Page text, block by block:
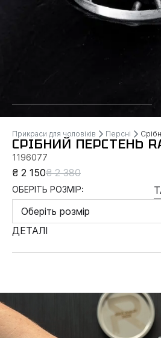
Прикраси для чоловіків Персні
СРІБНИЙ ПЕРСТЕНЬ
1196077
₴ 2 150₴ 2 380
ОБЕРІТЬ РОЗМІР:
Оберіть розмір
ДЕТАЛІ